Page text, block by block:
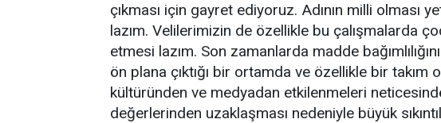
çıkması için gayret ediyoruz. Adının milli olması
lazım. Velilerimizin de özellikle bu çalışmalarda
etmesi lazım. Son zamanlarda madde
ön plana çıktığı bir ortamda ve özellikle bir takım
kültüründen ve medyadan etkilenmeleri
değerlerinden uzaklaşması nedeniyle büyük